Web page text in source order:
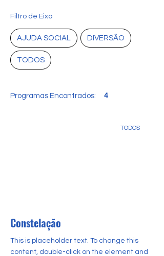
Filtro de Eixo
AJUDA SOCIAL DIVERSÃO
TODOS
Programas Encontrados: 4
TODOS
Constelação
This is placeholder text. To change this
content, double-click on the element and